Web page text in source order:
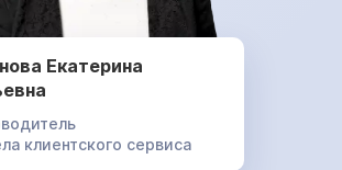
Екатерина
клиентского сервиса